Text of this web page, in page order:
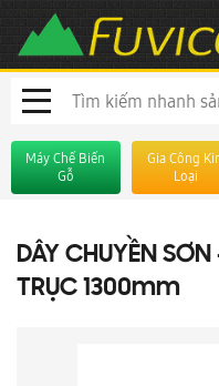
Máy Chế Biến
Gỗ
Gia Công
Loại
DÂY CHUYỀN
TRỤC 1300mm